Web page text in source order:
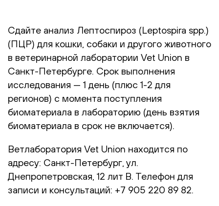
Сдайте анализ Лептоспироз (Leptospira spp.)
(ПЦР) для кошки, собаки и другого животного
в ветеринарной лаборатории Vet Union в
Санкт-Петербурге. Срок выполнения
исследования — 1 день (плюс 1-2 для
регионов) с момента поступления
биоматериала в лабораторию (день взятия
биоматериала в срок не включается).
Ветлаборатория Vet Union находится по
адресу: Санкт-Петербург, ул.
Днепропетровская, 12 лит В. Телефон для
записи и консультаций: +7 905 220 89 82.